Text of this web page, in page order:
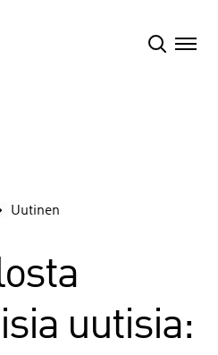
Uutinen
uutisia: